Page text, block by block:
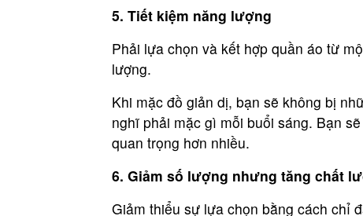
5. Tiết kiệm năng lượng
Phải lựa chọn và kết hợp quần áo từ
lượng.
Khi mặc đồ giản dị, bạn sẽ không bị
nghĩ phải mặc gì mỗi buổi sáng. Bạn
quan trọng hơn nhiều.
6. Giảm số lượng nhưng tăng chất
Giảm thiểu sự lựa chọn bằng cách chỉ